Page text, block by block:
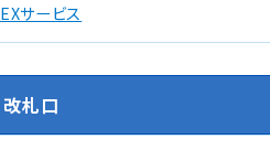
EXサービス
改札口